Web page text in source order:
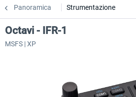
Panoramica Strumentazione
Octavi - IFR-1
MSFS | XP